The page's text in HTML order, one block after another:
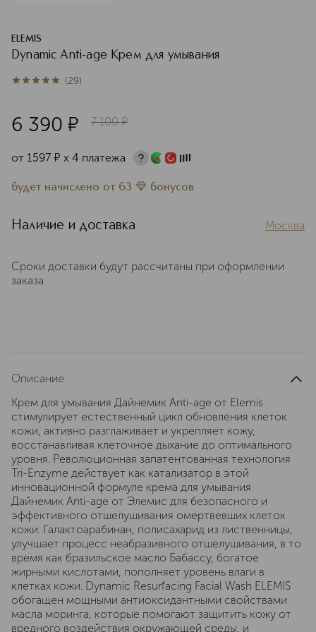
ELEMIS
Dynamic Anti-age Крем для умывания
5из 529 (29)
6 390 ¤ 7 100 ¤
от 1597 ¤ х 4 платежа
будет начислено от 63 бонусов
Наличие и доставка Москва
Сроки доставки будут рассчитаны при оформлении
заказа
Описание
Крем для умывания Дайнемик Anti-age от Elemis
стимулирует естественный цикл обновления клеток
кожи, активно разглаживает и укрепляет кожу,
восстанавливая клеточное дыхание до оптимального
уровня. Революционная запатентованная технология
Tri-Enzyme действует как катализатор в этой
инновационной формуле крема для умывания
Дайнемик Anti-age от Элемис для безопасного и
эффективного отшелушивания омертвевших клеток
кожи. Галактоарабинан, полисахарид из лиственницы,
улучшает процесс неабразивного отшелушивания, в то
время как бразильское масло Бабассу, богатое
жирными кислотами, пополняет уровень влаги в
клетках кожи. Dynamic Resurfacing Facial Wash ELEMIS
обогащен мощными антиоксидантными свойствами
масла моринга, которые помогают защитить кожу от
вредного воздействия окружающей среды, и